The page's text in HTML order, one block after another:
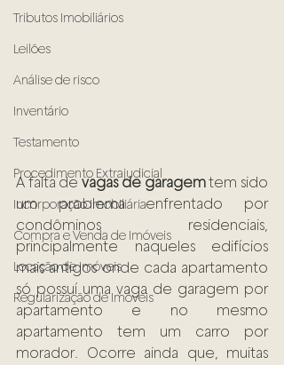
Tributos Imobiliários
Leilões
Análise de risco
Inventário
Testamento
Procedimento Extrajudicial
Incorporação Imobiliária
Compra e Venda de Imóveis
Locação de Imóveis
Regularização de Imóveis
A falta de vagas de garagem tem sido
um problema enfrentado por
condôminos residenciais,
principalmente naqueles edifícios
mais antigos onde cada apartamento
só possuí uma vaga de garagem por
apartamento e no mesmo
apartamento tem um carro por
morador. Ocorre ainda que, muitas